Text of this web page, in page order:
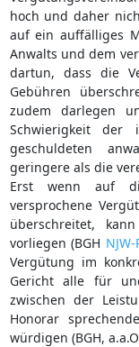
hoch und daher
auf ein auffälliges
Anwalts und dem
dartun, dass die
Gebühren
zudem darlegen
Schwierigkeit der
geschuldeten
geringere als die
Erst wenn auf
versprochene
überschreitet,
vorliegen (BGH
Vergütung im
Gericht alle für
zwischen der
Honorar
würdigen (BGH,